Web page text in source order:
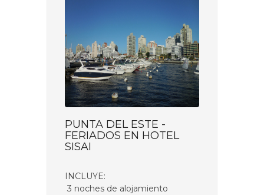
PUNTA DEL ESTE -
FERIADOS EN HOTEL
SISAI
INCLUYE:
3 noches de alojamiento